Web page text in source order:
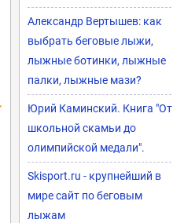
Александр Вертышев: как
выбрать беговые лыжи,
лыжные ботинки, лыжные
палки, лыжные мази?
Юрий Каминский. Книга "От
школьной скамьи до
олимпийской медали".
Skisport.ru - крупнейший в
мире сайт по беговым
лыжам